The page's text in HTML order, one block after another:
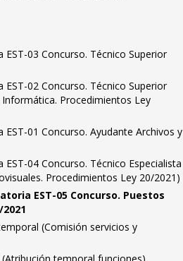
03 Concurso. Técnico Superior
02 Concurso. Técnico Superior
Procedimientos Ley
01 Concurso. Ayudante Archivos y
04 Concurso. Técnico Especialista
Procedimientos Ley 20/2021)
EST-05 Concurso. Puestos
(Comisión servicios y